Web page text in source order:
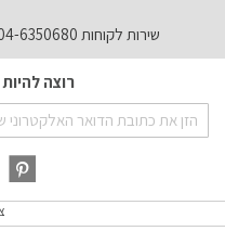
שירות לקוחות 04-6350680 שלוחה 112, א'-ה', 16:00-08:00
רוצה
Sign
Up
Newsletter: